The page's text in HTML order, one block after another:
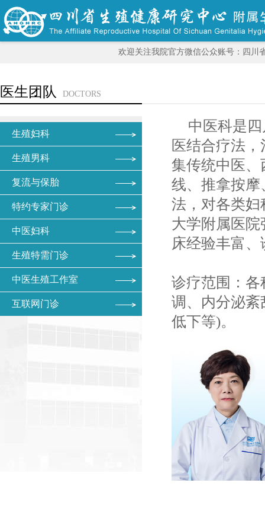
欢迎关注我院官方微信公众账号：四川
医生团队 DOCTORS
生殖妇科
生殖男科
复流与保胎
特约专家门诊
中医妇科
生殖特需门诊
中医生殖工作室
互联网门诊
中医科是
医结合疗法
集传统中医
线、推拿按
法，对各类
大学附属医
床经验丰富
诊疗范围：
调、内分泌
低下等)。